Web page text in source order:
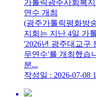
가톨릭광주사회복
연수 개최
(광주가톨릭평화방
지회는 지난 4일 가
'2026년 광주대교구
무연수'를 개최했습
분...
작성일 : 2026-07-08